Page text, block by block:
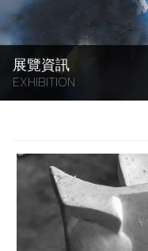
展覽資訊
EXHIBITION